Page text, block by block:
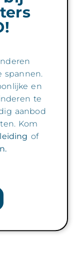
spannen.
en
te
aanbod
Kom
of